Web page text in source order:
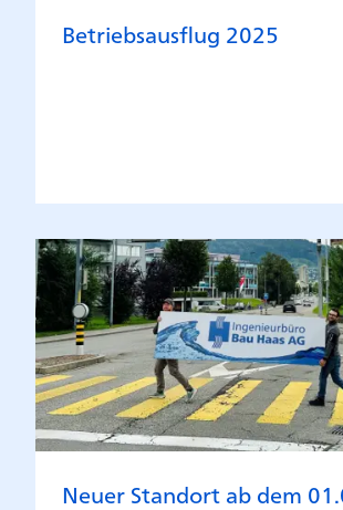
Betriebsausflug 2025
Neuer Standort ab dem